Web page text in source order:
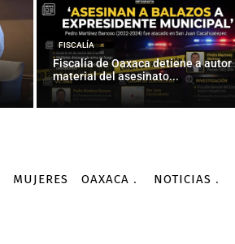
FISCALÍA
Fiscalía de Oaxaca detiene a autor
material del asesinato...
MUJERES OAXACA NOTICIAS